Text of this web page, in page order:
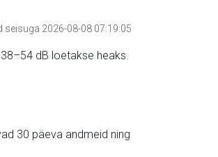
2026-08-08 07:19:05
dB loetakse heaks.
30 päeva andmeid ning